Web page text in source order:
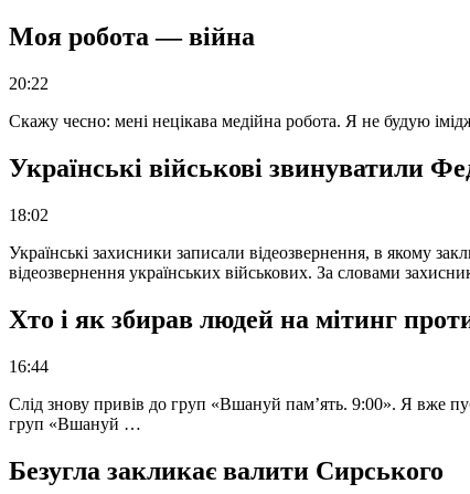
Моя робота — війна
20:22
Скажу чесно: мені нецікава медійна робота. Я не будую
Українські військові звинуватили
18:02
Українські захисники записали відеозвернення, в якому
відеозвернення українських військових. За словами
Хто і як збирав людей на мітинг
16:44
Слід знову привів до груп «Вшануй пам’ять. 9:00». Я вже
груп «Вшануй …
Безугла закликає валити Сирського